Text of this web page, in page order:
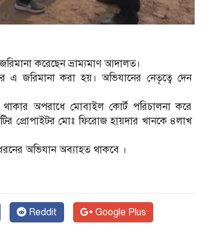
করেছেন ভ্রাম্যমাণ আদালত।
জরিমানা করা হয়। অভিযানের নেতৃত্বে দেন
অপরাধে মোবাইল কোর্ট পরিচালনা করে
প্রোপাইটর মোঃ ফিরোজ হায়দার খানকে ৪লাখ
অভিযান অব্যাহত থাকবে ।
Reddit Google Plus